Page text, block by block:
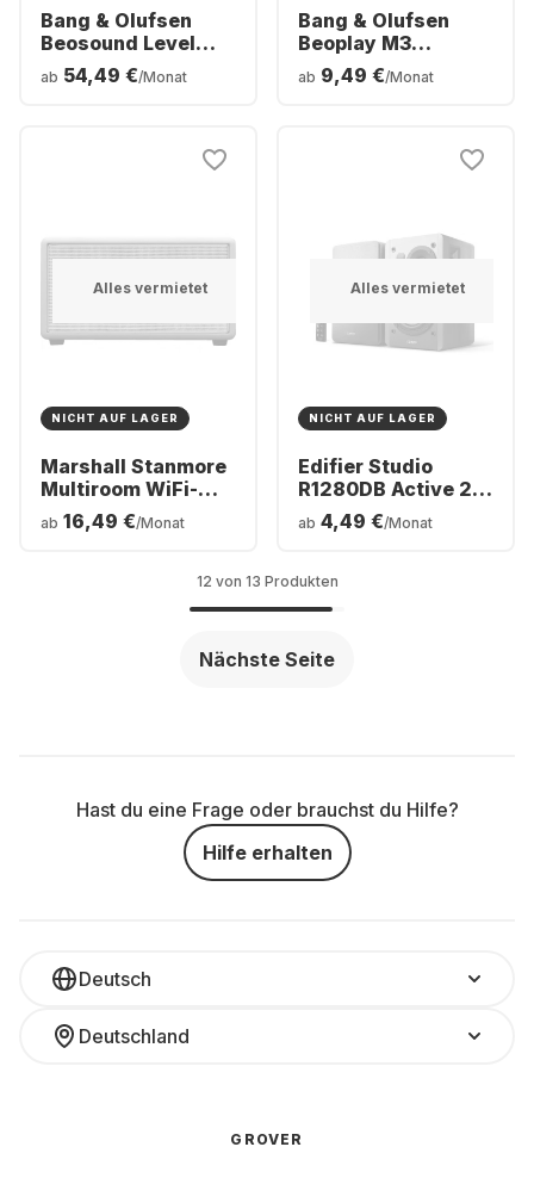
Bang & Olufsen
Beosound Level
Tragbarer WLAN-
Lautsprecher
ab 54,49 €/Monat
Bang & Olufsen
Beoplay M3
Multiroom-
Lautsprecher
ab 9,49 €/Monat
Alles vermietet
NICHT AUF LAGER
Marshall Stanmore
Multiroom WiFi-
Lautsprecher
ab 16,49 €/Monat
Alles vermietet
NICHT AUF LAGER
Edifier Studio
R1280DB Active 2.0
bookshelf HiFi
speaker
ab 4,49 €/Monat
12 von 13 Produkten
Nächste Seite
Hast du eine Frage oder brauchst du Hilfe?
Hilfe erhalten
Deutsch
Deutschland
GROVER